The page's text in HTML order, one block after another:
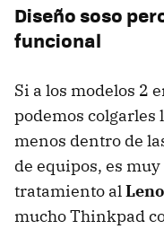
Diseño soso
funcional
Si a los modelos 2
podemos colgarles
menos dentro de
de equipos, es
tratamiento al
mucho Thinkpad